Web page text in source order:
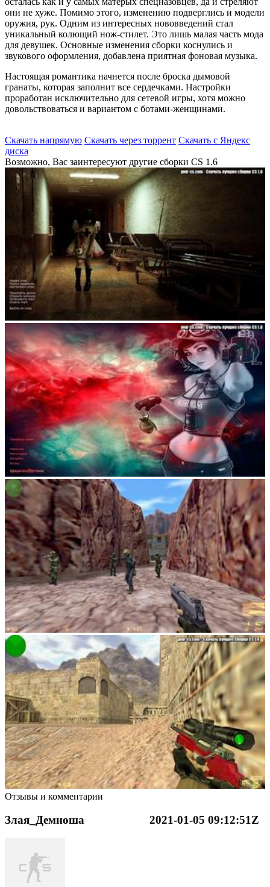
они не хуже. Помимо этого, изменению подверглись и модели
оружия, рук. Одним из интересных нововведений стал
уникальный колющий нож-стилет. Это лишь малая часть мода
для девушек. Основные изменения сборки коснулись и
звукового оформления, добавлена приятная фоновая музыка.
Настоящая романтика начнется после броска дымовой
гранаты, которая заполнит все сердечками. Настройки
проработан исключительно для сетевой игры, хотя можно
довольствоваться и вариантом с ботами-женщинами.
Скачать напрямую Скачать через торрент Скачать с Яндекс
диска
Возможно, Вас заинтересуют другие сборки CS 1.6
Отзывы и комментарии
Злая_Демноша 2021-01-05 09:12:51Z